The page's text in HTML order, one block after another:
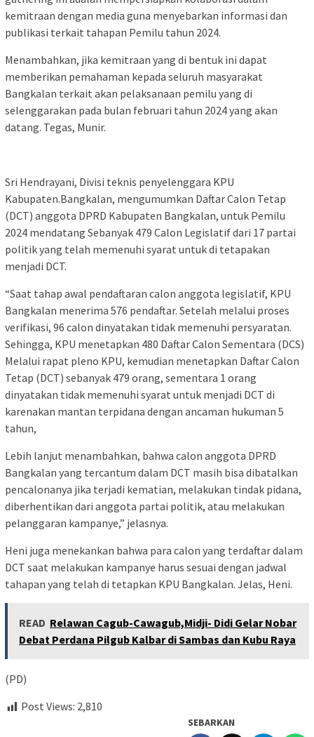
kemitraan dengan media guna menyebarkan informasi dan
publikasi terkait tahapan Pemilu tahun 2024.
Menambahkan, jika kemitraan yang di bentuk ini dapat
memberikan pemahaman kepada seluruh masyarakat
Bangkalan terkait akan pelaksanaan pemilu yang di
selenggarakan pada bulan februari tahun 2024 yang akan
datang. Tegas, Munir.
Sri Hendrayani, Divisi teknis penyelenggara KPU
Kabupaten.Bangkalan, mengumumkan Daftar Calon Tetap
(DCT) anggota DPRD Kabupaten Bangkalan, untuk Pemilu
2024 mendatang Sebanyak 479 Calon Legislatif dari 17 partai
politik yang telah memenuhi syarat untuk di tetapakan
menjadi DCT.
“Saat tahap awal pendaftaran calon anggota legislatif, KPU
Bangkalan menerima 576 pendaftar. Setelah melalui proses
verifikasi, 96 calon dinyatakan tidak memenuhi persyaratan.
Sehingga, KPU menetapkan 480 Daftar Calon Sementara (DCS)
Melalui rapat pleno KPU, kemudian menetapkan Daftar Calon
Tetap (DCT) sebanyak 479 orang, sementara 1 orang
dinyatakan tidak memenuhi syarat untuk menjadi DCT di
karenakan mantan terpidana dengan ancaman hukuman 5
tahun,
Lebih lanjut menambahkan, bahwa calon anggota DPRD
Bangkalan yang tercantum dalam DCT masih bisa dibatalkan
pencalonanya jika terjadi kematian, melakukan tindak pidana,
diberhentikan dari anggota partai politik, atau melakukan
pelanggaran kampanye,” jelasnya.
Heni juga menekankan bahwa para calon yang terdaftar dalam
DCT saat melakukan kampanye harus sesuai dengan jadwal
tahapan yang telah di tetapkan KPU Bangkalan. Jelas, Heni.
READ Relawan Cagub-Cawagub,Midji- Didi Gelar Nobar
Debat Perdana Pilgub Kalbar di Sambas dan Kubu Raya
(PD)
Post Views: 2,810
SEBARKAN